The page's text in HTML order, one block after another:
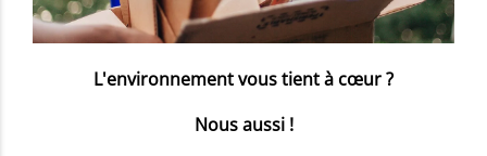
L'environnement vous tient à cœur ?
Nous aussi !